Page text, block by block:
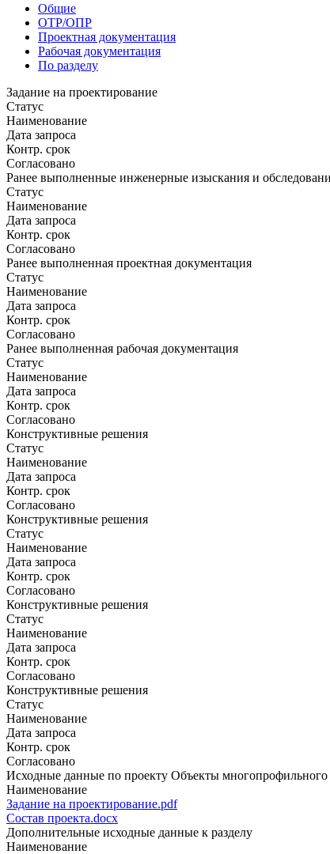
Общие
ОТР/ОПР
Проектная документация
Рабочая документация
По разделу
Задание на проектирование
Статус
Наименование
Дата запроса
Контр. срок
Согласовано
Ранее выполненные инженерные изыскания и
Статус
Наименование
Дата запроса
Контр. срок
Согласовано
Ранее выполненная проектная документация
Статус
Наименование
Дата запроса
Контр. срок
Согласовано
Ранее выполненная рабочая документация
Статус
Наименование
Дата запроса
Контр. срок
Согласовано
Конструктивные решения
Статус
Наименование
Дата запроса
Контр. срок
Согласовано
Конструктивные решения
Статус
Наименование
Дата запроса
Контр. срок
Согласовано
Конструктивные решения
Статус
Наименование
Дата запроса
Контр. срок
Согласовано
Конструктивные решения
Статус
Наименование
Дата запроса
Контр. срок
Согласовано
Исходные данные по проекту Объекты многопрофильного
Наименование
Задание на проектирование.pdf
Состав проекта.docx
Дополнительные исходные данные к разделу
Наименование